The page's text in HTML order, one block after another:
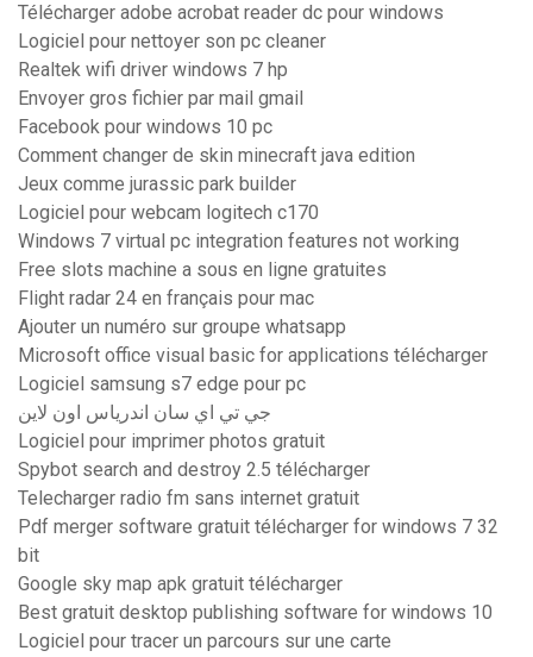
Télécharger adobe acrobat reader dc pour windows
Logiciel pour nettoyer son pc cleaner
Realtek wifi driver windows 7 hp
Envoyer gros fichier par mail gmail
Facebook pour windows 10 pc
Comment changer de skin minecraft java edition
Jeux comme jurassic park builder
Logiciel pour webcam logitech c170
Windows 7 virtual pc integration features not working
Free slots machine a sous en ligne gratuites
Flight radar 24 en français pour mac
Ajouter un numéro sur groupe whatsapp
Microsoft office visual basic for applications télécharger
Logiciel samsung s7 edge pour pc
جي تي اي سان اندرياس اون لاين
Logiciel pour imprimer photos gratuit
Spybot search and destroy 2.5 télécharger
Telecharger radio fm sans internet gratuit
Pdf merger software gratuit télécharger for windows 7 32
bit
Google sky map apk gratuit télécharger
Best gratuit desktop publishing software for windows 10
Logiciel pour tracer un parcours sur une carte